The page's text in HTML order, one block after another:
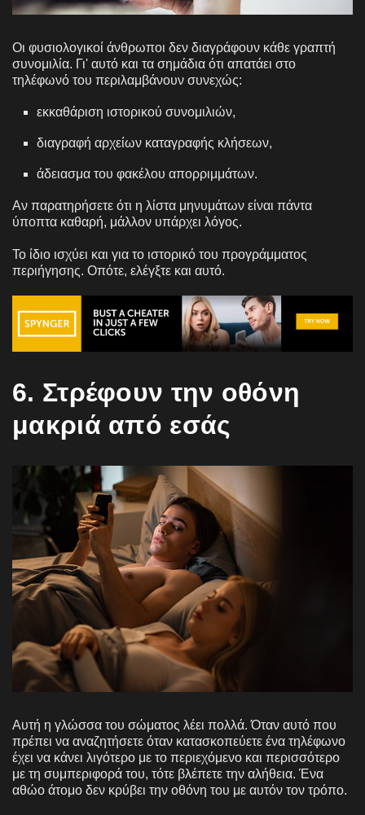
Οι φυσιολογικοί άνθρωποι δεν διαγράφουν κάθε γραπτή
συνομιλία. Γι' αυτό και τα σημάδια ότι απατάει στο
τηλέφωνό του περιλαμβάνουν συνεχώς:
εκκαθάριση ιστορικού συνομιλιών,
διαγραφή αρχείων καταγραφής κλήσεων,
άδειασμα του φακέλου απορριμμάτων.
Αν παρατηρήσετε ότι η λίστα μηνυμάτων είναι πάντα
ύποπτα καθαρή, μάλλον υπάρχει λόγος.
Το ίδιο ισχύει και για το ιστορικό του προγράμματος
περιήγησης. Οπότε, ελέγξτε και αυτό.
6. Στρέφουν την οθόνη
μακριά από εσάς
Αυτή η γλώσσα του σώματος λέει πολλά. Όταν αυτό που
πρέπει να αναζητήσετε όταν κατασκοπεύετε ένα τηλέφωνο
έχει να κάνει λιγότερο με το περιεχόμενο και περισσότερο
με τη συμπεριφορά του, τότε βλέπετε την αλήθεια. Ένα
αθώο άτομο δεν κρύβει την οθόνη του με αυτόν τον τρόπο.